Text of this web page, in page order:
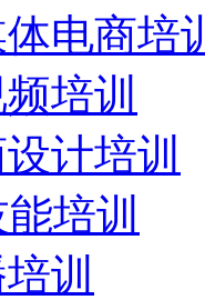
电商培
培训
计培训
培训
训